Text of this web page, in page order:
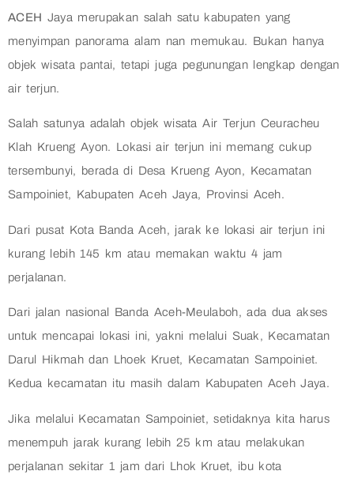
ACEH Jaya merupakan salah satu kabupaten yang
menyimpan panorama alam nan memukau. Bukan hanya
objek wisata pantai, tetapi juga pegunungan lengkap dengan
air terjun.
Salah satunya adalah objek wisata Air Terjun Ceuracheu
Klah Krueng Ayon. Lokasi air terjun ini memang cukup
tersembunyi, berada di Desa Krueng Ayon, Kecamatan
Sampoiniet, Kabupaten Aceh Jaya, Provinsi Aceh.
Dari pusat Kota Banda Aceh, jarak ke lokasi air terjun ini
kurang lebih 145 km atau memakan waktu 4 jam
perjalanan.
Dari jalan nasional Banda Aceh-Meulaboh, ada dua akses
untuk mencapai lokasi ini, yakni melalui Suak, Kecamatan
Darul Hikmah dan Lhoek Kruet, Kecamatan Sampoiniet.
Kedua kecamatan itu masih dalam Kabupaten Aceh Jaya.
Jika melalui Kecamatan Sampoiniet, setidaknya kita harus
menempuh jarak kurang lebih 25 km atau melakukan
perjalanan sekitar 1 jam dari Lhok Kruet, ibu kota